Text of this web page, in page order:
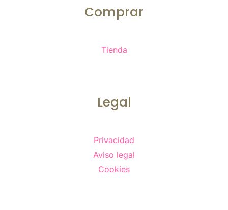
Comprar
Tienda
Legal
Privacidad
Aviso legal
Cookies